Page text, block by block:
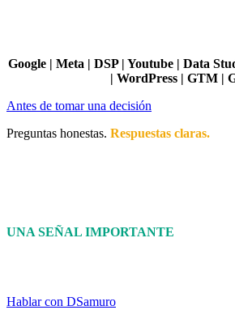
Google | Meta | DSP | Youtube | Data
| WordPress | GTM |
Antes de tomar una decisión
Preguntas honestas. Respuestas claras.
UNA SEÑAL IMPORTANTE
Hablar con DSamuro